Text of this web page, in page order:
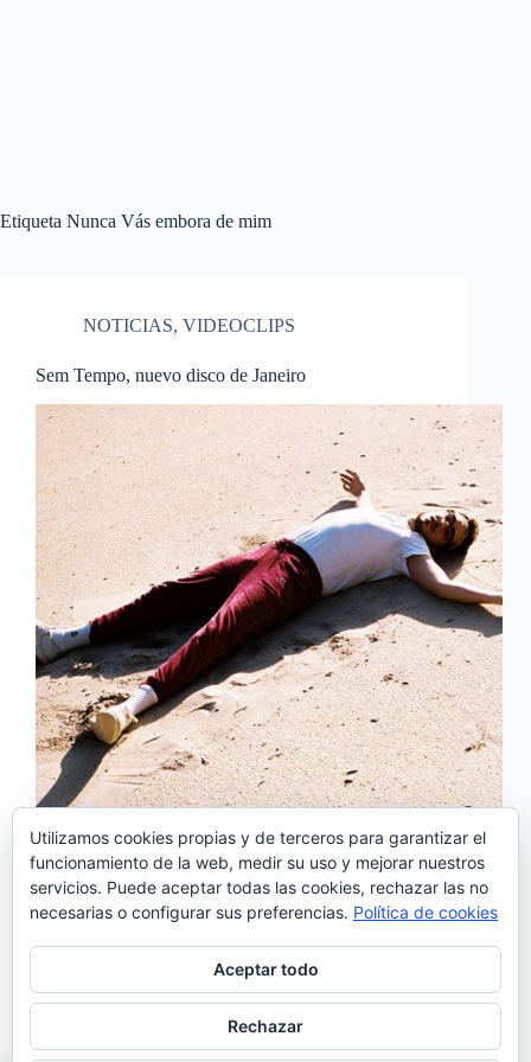
Etiqueta Nunca Vás embora de mim
NOTICIAS, VIDEOCLIPS
Sem Tempo, nuevo disco de Janeiro
El músico portugués, Janeiro, ha lanzado su nuevo
disco «Sem Tempo», lo que el propio artista
considera la cara B de su segundo trabajo
discográfico que llevará por título: «Com Tempo,
Sem Tempo». Este nuevo disco consta de dos partes:
…
Noemí Sánchez
17/05/2020
Utilizamos cookies propias y de terceros para garantizar el
funcionamiento de la web, medir su uso y mejorar nuestros
servicios. Puede aceptar todas las cookies, rechazar las no
necesarias o configurar sus preferencias. Política de cookies
Aceptar todo
Rechazar